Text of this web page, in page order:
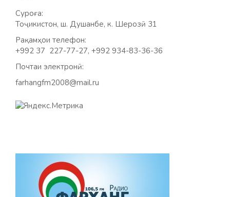
Суроға:
Тоҷикистон, ш. Душанбе, к. Шерозӣ 31
Рақамҳои телефон:
+992 37 227-77-27, +992 934-83-36-36
Почтаи электронӣ:
farhangfm2008@mail.ru